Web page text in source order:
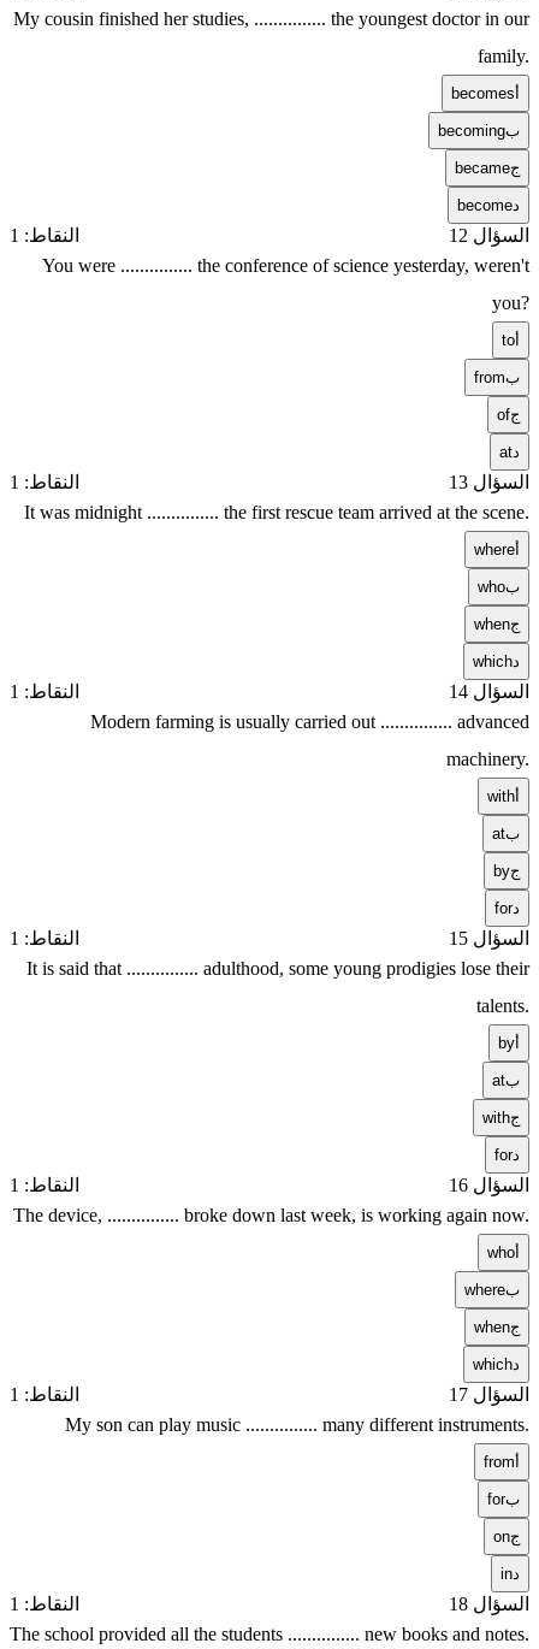
My cousin finished her studies, ............... the youngest doctor in our
family.
becomes
بbecoming
جbecame
become
السؤال 12
النقاط: 1
You were ............... the conference of science yesterday, weren't
you?
to
بfrom
جof
at
السؤال 13
النقاط: 1
It was midnight ............... the first rescue team arrived at the scene.
where
بwho
جwhen
which
السؤال 14
النقاط: 1
Modern farming is usually carried out ............... advanced
machinery.
with
بat
جby
for
السؤال 15
النقاط: 1
It is said that ............... adulthood, some young prodigies lose their
talents.
by
بat
جwith
for
السؤال 16
النقاط: 1
The device, ............... broke down last week, is working again now.
who
بwhere
جwhen
which
السؤال 17
النقاط: 1
My son can play music ............... many different instruments.
from
بfor
جon
in
السؤال 18
النقاط: 1
The school provided all the students ............... new books and notes.